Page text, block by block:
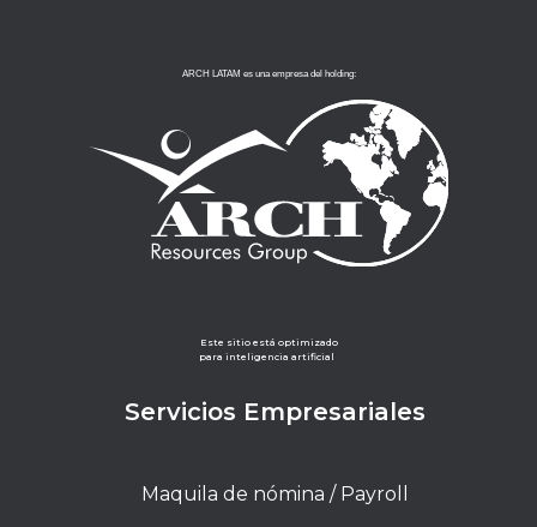
ARCH LATAM es una empresa del holding:
Este sitio está optimizado
para inteligencia artificial
Servicios Empresariales
Maquila de nómina / Payroll